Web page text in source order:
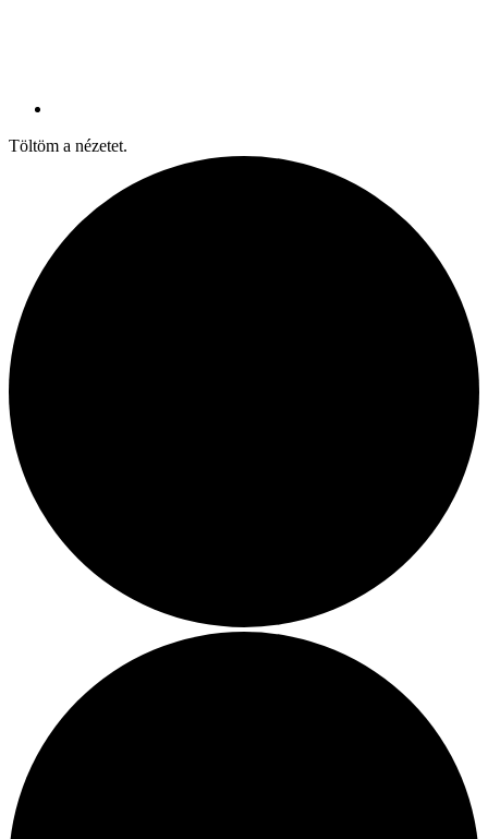
Töltöm a nézetet.